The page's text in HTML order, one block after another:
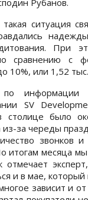
ситуация
При
сравнению с
10%, или 1,52
информации
SV
столице было
из-за череды
звонков
итогам месяца
отмечает
и в мае,
зависит и